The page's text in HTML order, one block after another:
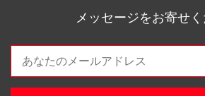
メッセージをお寄せ